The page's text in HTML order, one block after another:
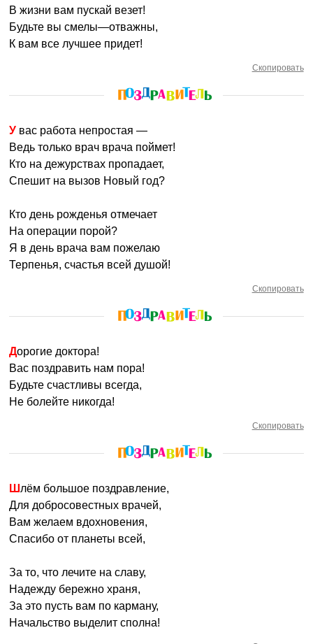
В жизни вам пускай везет!
Будьте вы смелы—отважны,
К вам все лучшее придет!
Скопировать
У вас работа непростая —
Ведь только врач врача поймет!
Кто на дежурствах пропадает,
Спешит на вызов Новый год?
Кто день рожденья отмечает
На операции порой?
Я в день врача вам пожелаю
Терпенья, счастья всей душой!
Скопировать
Дорогие доктора!
Вас поздравить нам пора!
Будьте счастливы всегда,
Не болейте никогда!
Скопировать
Шлём большое поздравление,
Для добросовестных врачей,
Вам желаем вдохновения,
Спасибо от планеты всей,
За то, что лечите на славу,
Надежду бережно храня,
За это пусть вам по карману,
Начальство выделит сполна!